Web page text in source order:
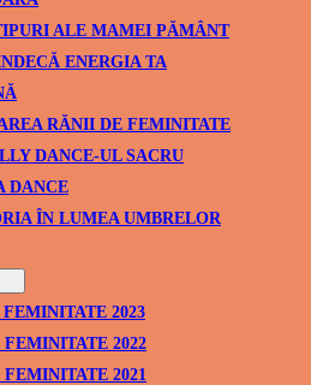
ALE MAMEI PĂMÂNT
ENERGIA TA
RĂNII DE FEMINITATE
DANCE-UL SACRU
DANCE
ÎN LUMEA UMBRELOR
2023
2022
2021